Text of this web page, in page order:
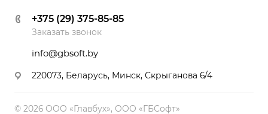
+375 (29) 375-85-85
Заказать звонок
info@gbsoft.by
220073, Беларусь, Минск, Скрыганова 6/4
© 2026 ООО «Главбух», ООО «ГБСофт»